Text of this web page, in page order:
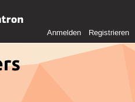
Anmelden Registrieren